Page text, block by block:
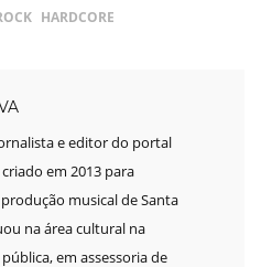
HARDCORE
e editor do portal
em 2013 para
musical de Santa
na área cultural na
em assessoria de